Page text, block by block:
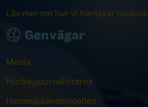
Läs mer om hur vi hanterar cookies
Genvägar
Media
Hockeyjournalisterna
Hemmaplansmodellen